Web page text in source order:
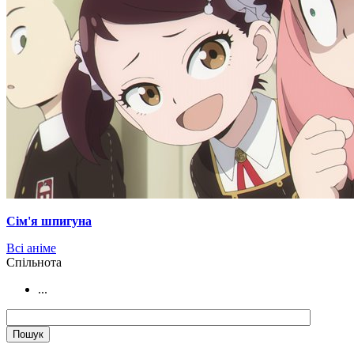
Сім'я шпигуна
Всі аніме
Cпільнота
...
.